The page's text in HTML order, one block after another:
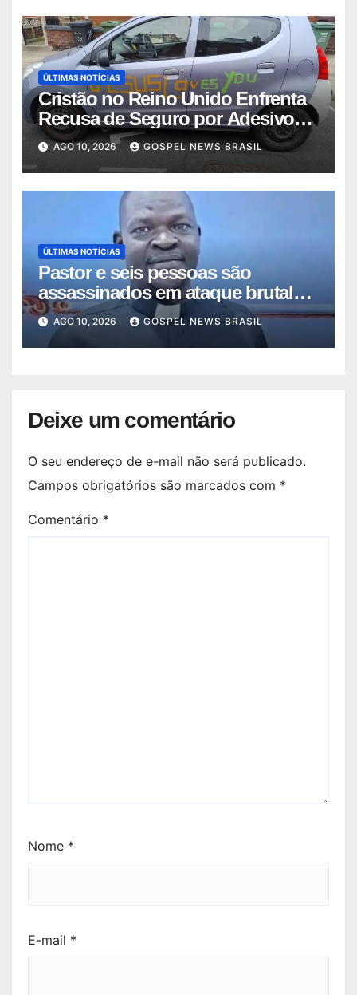
ÚLTIMAS NOTÍCIAS
Cristão no Reino Unido Enfrenta
Recusa de Seguro por Adesivo
“Jesu…
AGO 10, 2026 GOSPEL NEWS BRASIL
ÚLTIMAS NOTÍCIAS
Pastor e seis pessoas são
assassinados em ataque brutal
no Sudão
AGO 10, 2026 GOSPEL NEWS BRASIL
Deixe um comentário
O seu endereço de e-mail não será publicado.
Campos obrigatórios são marcados com *
Comentário *
Nome *
E-mail *